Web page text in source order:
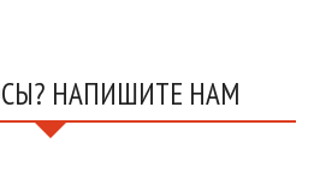
НАПИШИТЕ НАМ